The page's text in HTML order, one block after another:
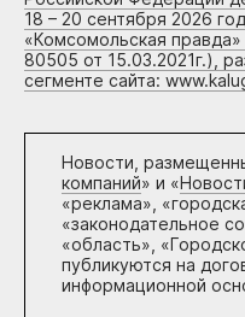
18 – 20 сентября 2026
«Комсомольская
80505 от 15.03.2021г.),
сегменте сайта:
Новости,
компаний» и «
«реклама»,
«законодательное
«область»,
публикуются на
информационной